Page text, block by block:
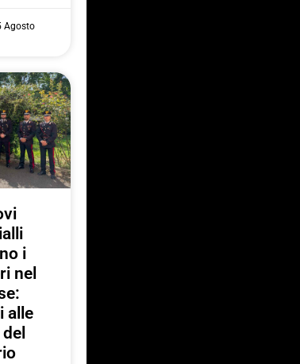
Agosto
i
nel
alle